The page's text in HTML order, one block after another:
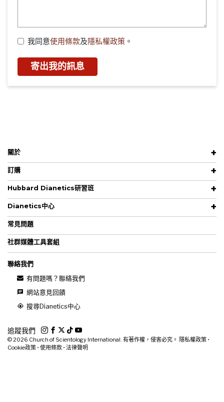
我同意使用條款及隱私權政策 。
寄出我的訊息
關於
訂購
Hubbard Dianetics研習班
Dianetics中心
常見問題
社群媒體工具套組
聯絡我們
有問題嗎？聯絡我們
網站意見回饋
搜尋Dianetics中心
追蹤我們
© 2026 Church of Scientology International. 有著作權，侵害必究。 隱私權政策 •
Cookie政策 • 使用條款 • 法律聲明